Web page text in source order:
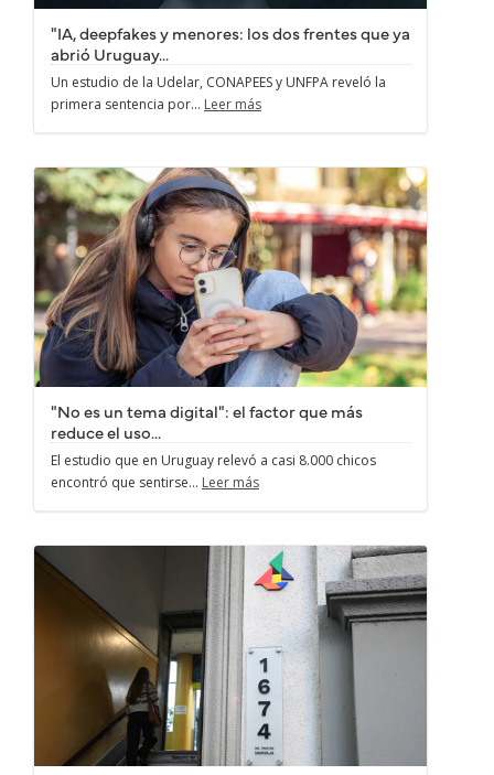
"IA, deepfakes y menores: los dos frentes que ya
abrió Uruguay...
Un estudio de la Udelar, CONAPEES y UNFPA reveló la
primera sentencia por... Leer más
"No es un tema digital": el factor que más
reduce el uso...
El estudio que en Uruguay relevó a casi 8.000 chicos
encontró que sentirse... Leer más